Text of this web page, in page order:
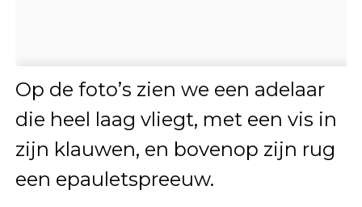
Op de foto’s zien we een adelaar
die heel laag vliegt, met een vis in
zijn klauwen, en bovenop zijn rug
een epauletspreeuw.